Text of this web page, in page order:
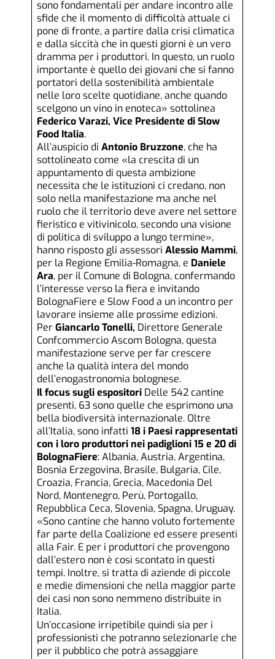
sono fondamentali per andare incontro alle
sfide che il momento di difficoltà attuale ci
pone di fronte, a partire dalla crisi climatica
e dalla siccità che in questi giorni è un vero
dramma per i produttori. In questo, un ruolo
importante è quello dei giovani che si fanno
portatori della sostenibilità ambientale
nelle loro scelte quotidiane, anche quando
scelgono un vino in enoteca» sottolinea
Federico Varazi, Vice Presidente di Slow
Food Italia.
All’auspicio diAntonio Bruzzone, che ha
sottolineato come «la crescita di un
appuntamento di questa ambizione
necessita che le istituzioni ci credano, non
solo nella manifestazione ma anche nel
ruolo che il territorio deve avere nel settore
fieristico e vitivinicolo, secondo una visione
di politica di sviluppo a lungo termine»,
hanno risposto gli assessoriAlessio Mammi,
per la Regione Emilia-Romagna, e Daniele
Ara, per il Comune di Bologna, confermando
l’interesse verso la fiera e invitando
BolognaFiere e Slow Food a un incontro per
lavorare insieme alle prossime edizioni.
PerGiancarlo Tonelli, Direttore Generale
Confcommercio Ascom Bologna, questa
manifestazione serve per far crescere
anche la qualità intera del mondo
dell’enogastronomia bolognese.
Il focus sugli espositori Delle 542 cantine
presenti, 63 sono quelle che esprimono una
bella biodiversità internazionale. Oltre
all’Italia, sono infatti18 i Paesi rappresentati
con i loro produttori nei padiglioni 15 e 20 di
BolognaFiere: Albania, Austria, Argentina,
Bosnia Erzegovina, Brasile, Bulgaria, Cile,
Croazia, Francia, Grecia, Macedonia Del
Nord, Montenegro, Perù, Portogallo,
Repubblica Ceca, Slovenia, Spagna, Uruguay.
«Sono cantine che hanno voluto fortemente
far parte della Coalizione ed essere presenti
alla Fair. E per i produttori che provengono
dall’estero non è così scontato in questi
tempi. Inoltre, si tratta di aziende di piccole
e medie dimensioni che nella maggior parte
dei casi non sono nemmeno distribuite in
Italia.
Un’occasione irripetibile quindi sia per i
professionisti che potranno selezionarle che
per il pubblico che potrà assaggiare